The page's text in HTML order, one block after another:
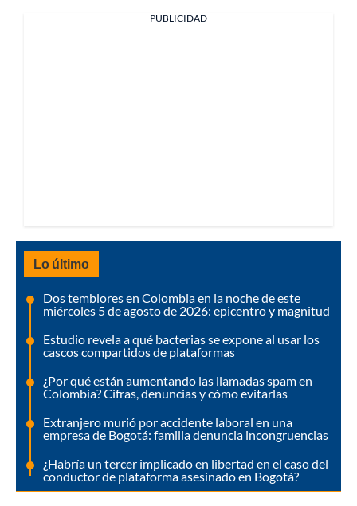
PUBLICIDAD
Lo último
Dos temblores en Colombia en la noche de este
miércoles 5 de agosto de 2026: epicentro y magnitud
Estudio revela a qué bacterias se expone al usar los
cascos compartidos de plataformas
¿Por qué están aumentando las llamadas spam en
Colombia? Cifras, denuncias y cómo evitarlas
Extranjero murió por accidente laboral en una
empresa de Bogotá: familia denuncia incongruencias
¿Habría un tercer implicado en libertad en el caso del
conductor de plataforma asesinado en Bogotá?